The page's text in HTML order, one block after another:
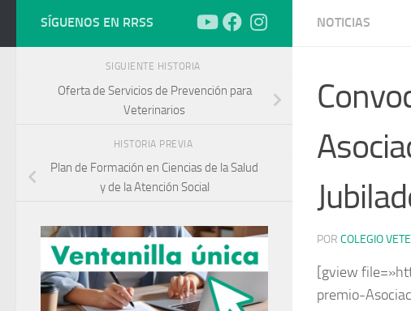
NOTICIAS
POR COLEGIO
[gview
premio-
SÍGUENOS EN RRSS
SIGUIENTE HISTORIA
Oferta de Servicios de Prevención para
Veterinarios
HISTORIA PREVIA
Plan de Formación en Ciencias de la Salud
y de la Atención Social